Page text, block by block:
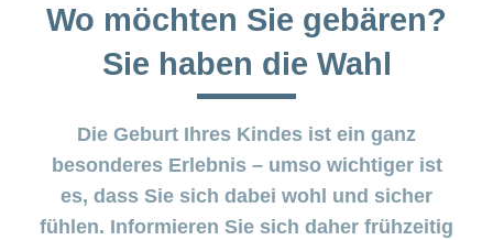
Pränataldiagnostik
Versicherung
Rückbildung
nach der
Postpartale
Wenn das
Stimmungstief
anhält
Leistungen
Kostenübernahme
Leistungen und
Kostenübernahme
Wo möchten Sie gebären?
Sie haben die Wahl
Die Geburt Ihres Kindes ist ein ganz
besonderes Erlebnis – umso wichtiger ist
es, dass Sie sich dabei wohl und sicher
fühlen. Informieren Sie sich daher frühzeitig